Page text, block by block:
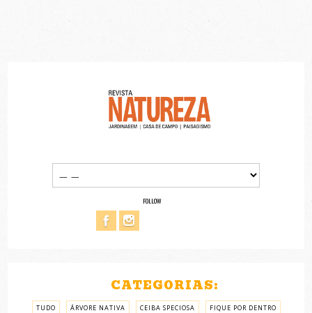
FOLLOW
CATEGORIAS:
TUDO ÁRVORE NATIVA CEIBA SPECIOSA FIQUE POR DENTRO